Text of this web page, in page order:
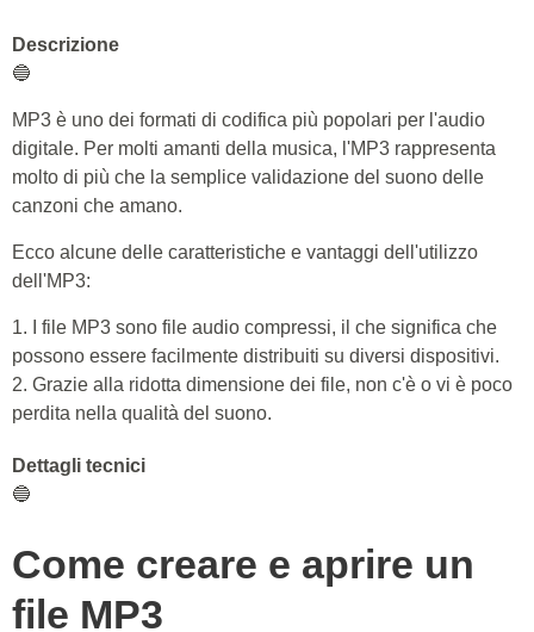
Descrizione
🔵
MP3 è uno dei formati di codifica più popolari per l'audio
digitale. Per molti amanti della musica, l'MP3 rappresenta
molto di più che la semplice validazione del suono delle
canzoni che amano.
Ecco alcune delle caratteristiche e vantaggi dell'utilizzo
dell'MP3:
1. I file MP3 sono file audio compressi, il che significa che
possono essere facilmente distribuiti su diversi dispositivi.
2. Grazie alla ridotta dimensione dei file, non c'è o vi è poco
perdita nella qualità del suono.
Dettagli tecnici
🔵
Come creare e aprire un
file MP3